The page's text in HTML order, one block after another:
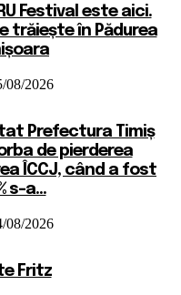
Festival este aici.
trăiește în Pădurea
08/2026
Prefectura Timiș
de pierderea
ÎCCJ, când a fost
s-a...
08/2026
Fritz